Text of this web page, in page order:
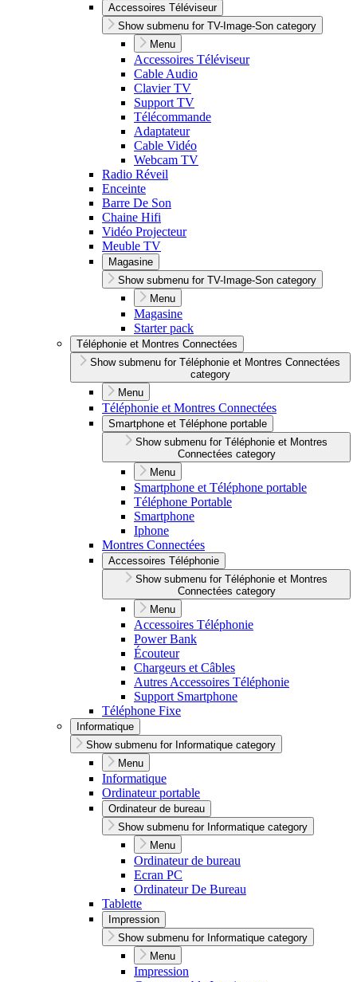
Accessoires Téléviseur
Show submenu for TV-Image-Son category
Menu
Accessoires Téléviseur
Cable Audio
Clavier TV
Support TV
Télécommande
Adaptateur
Cable Vidéo
Webcam TV
Radio Réveil
Enceinte
Barre De Son
Chaine Hifi
Vidéo Projecteur
Meuble TV
Magasine
Show submenu for TV-Image-Son category
Menu
Magasine
Starter pack
Téléphonie et Montres Connectées
Show submenu for Téléphonie et Montres Connectées
category
Menu
Téléphonie et Montres Connectées
Smartphone et Téléphone portable
Show submenu for Téléphonie et Montres
Connectées category
Menu
Smartphone et Téléphone portable
Téléphone Portable
Smartphone
Iphone
Montres Connectées
Accessoires Téléphonie
Show submenu for Téléphonie et Montres
Connectées category
Menu
Accessoires Téléphonie
Power Bank
Écouteur
Chargeurs et Câbles
Autres Accessoires Téléphonie
Support Smartphone
Téléphone Fixe
Informatique
Show submenu for Informatique category
Menu
Informatique
Ordinateur portable
Ordinateur de bureau
Show submenu for Informatique category
Menu
Ordinateur de bureau
Ecran PC
Ordinateur De Bureau
Tablette
Impression
Show submenu for Informatique category
Menu
Impression